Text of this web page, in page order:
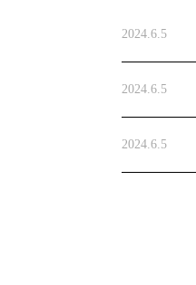
2024.6.5
2024.6.5
2024.6.5